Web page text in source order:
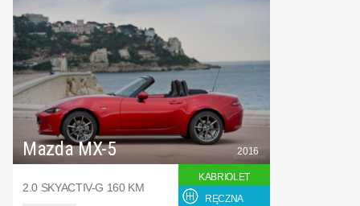
Mazda MX-5
2.0 SKYACTIV-G 160 KM
2016
KABRIOLET
RĘCZNA